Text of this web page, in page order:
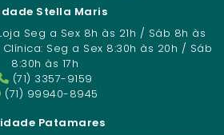
Stella Maris
Seg a Sex 8h às 21h / Sáb 8h às
Seg a Sex 8:30h às 20h / Sáb
8:30h às 17h
(71) 3357-9159
(71) 99940-8945
Patamares